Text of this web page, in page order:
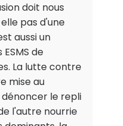
doit nous
pas d'une
aussi un
de
La lutte contre
mise au
le repli
l'autre nourrie